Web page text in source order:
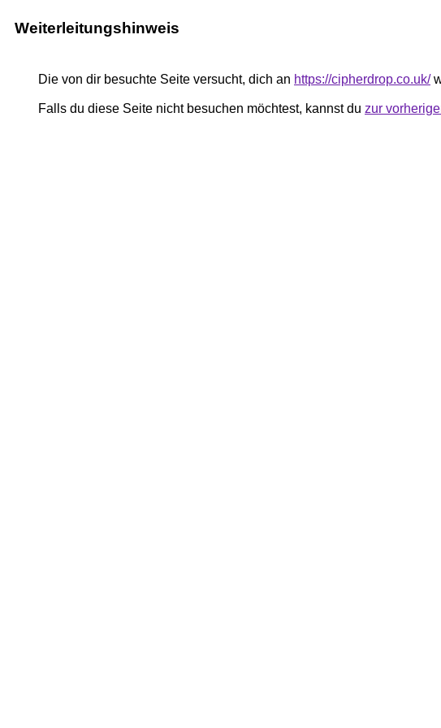
Weiterleitungshinweis
Die von dir besuchte Seite versucht, dich an https://cipherdrop.co.uk/
Falls du diese Seite nicht besuchen möchtest, kannst du zur